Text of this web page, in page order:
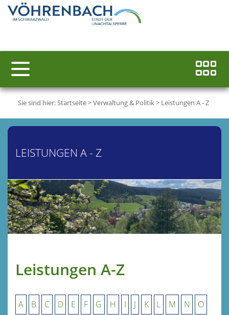
Sie sind hier:Startseite>Verwaltung & Politik> Leistungen A - Z
LEISTUNGEN A - Z
Leistungen A-Z
A B C D E F G H I J K L M N O